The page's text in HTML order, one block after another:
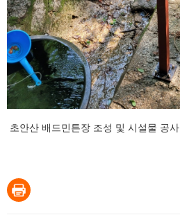
초안산 배드민튼장 조성 및 시설물 공사